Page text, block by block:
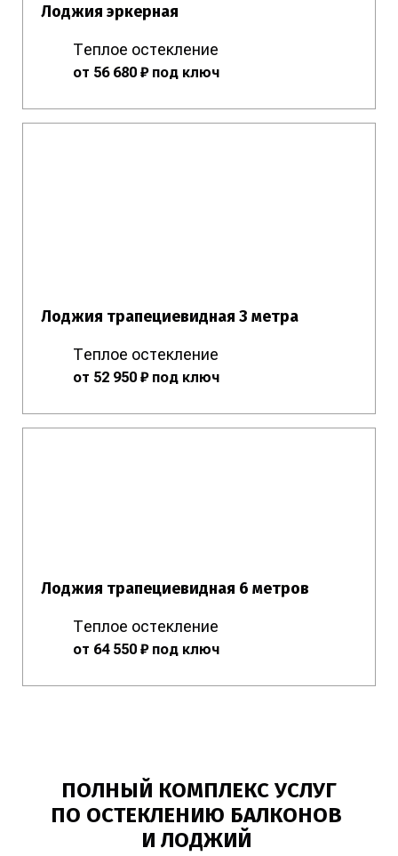
Лоджия эркерная
Теплое остекление
от 56 680 ₽ под ключ
Лоджия трапециевидная 3 метра
Теплое остекление
от 52 950 ₽ под ключ
Лоджия трапециевидная 6 метров
Теплое остекление
от 64 550 ₽ под ключ
ПОЛНЫЙ КОМПЛЕКС УСЛУГ
ПО ОСТЕКЛЕНИЮ БАЛКОНОВ
И ЛОДЖИЙ